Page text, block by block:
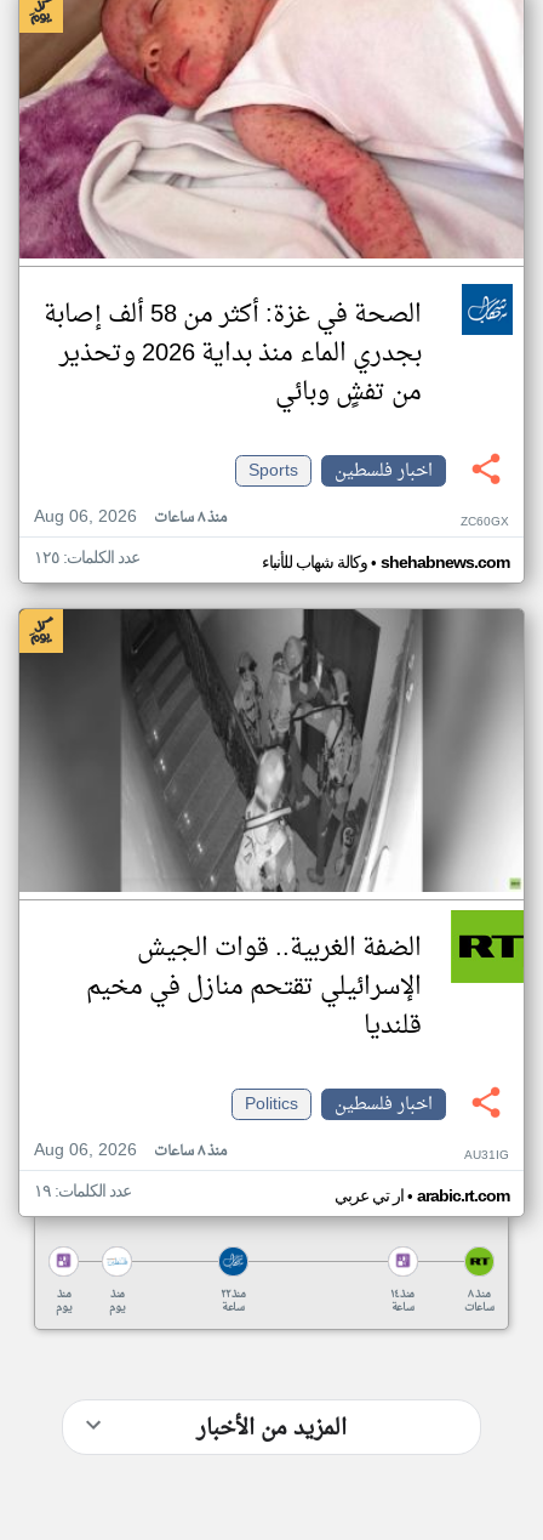
الصحة في غزة: أكثر من 58 ألف إصابة
بجدري الماء منذ بداية 2026 وتحذير
من تفشٍ وبائي
اخبار فلسطين
Sports
Aug 06, 2026
منذ ٨ ساعات ZC60GX
وكالة شهاب للأنباء• shehabnews.com عدد الكلمات: ١٢٥
الضفة الغربية.. قوات الجيش
الإسرائيلي تقتحم منازل في مخيم
قلنديا
اخبار فلسطين
Politics
Aug 06, 2026
منذ ٨ ساعات AU31IG
ار تي عربي• arabic.rt.com عدد الكلمات: ١٩
منذ
يوم
منذ
يوم
منذ ٢٢
ساعة
منذ ١٤
ساعة
منذ ٨
ساعات
المزيد من الأخبار